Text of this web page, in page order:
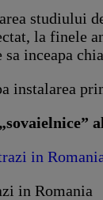
studiului
la finele
inceapa
instalarea
in Romania